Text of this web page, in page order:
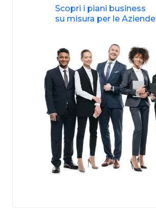
Scopri i piani business
su misura per le Aziende